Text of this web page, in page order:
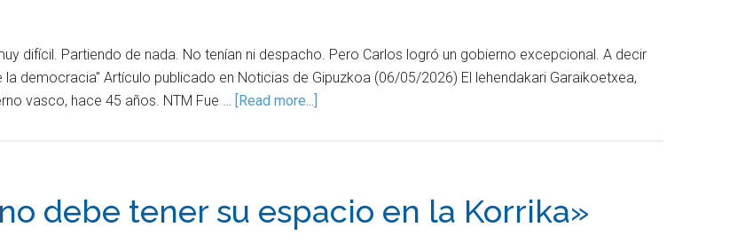
difícil. Partiendo de nada. No tenían ni despacho. Pero Carlos logró un gobierno excepcional. A decir
democracia" Artículo publicado en Noticias de Gipuzkoa (06/05/2026) El lehendakari Garaikoetxea,
vasco, hace 45 años. NTM Fue … [Read more...]
debe tener su espacio en la Korrika»